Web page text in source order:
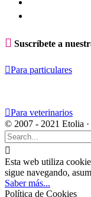
 Suscríbete a
Para particulares
Para veterinarios
© 2007 - 2021 Etolia

Esta web utiliza
sigue navegando,
Saber más...
Política de Cookies